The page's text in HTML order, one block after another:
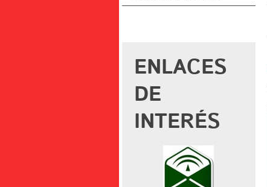
ENLACES
DE
INTERÉS